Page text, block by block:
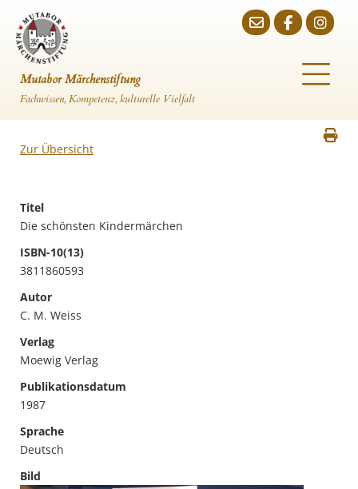
Mutabor Märchenstiftung
Fachwissen, Kompetenz, kulturelle Vielfalt
Zur Übersicht
Titel
Die schönsten Kindermärchen
ISBN-10(13)
3811860593
Autor
C. M. Weiss
Verlag
Moewig Verlag
Publikationsdatum
1987
Sprache
Deutsch
Bild